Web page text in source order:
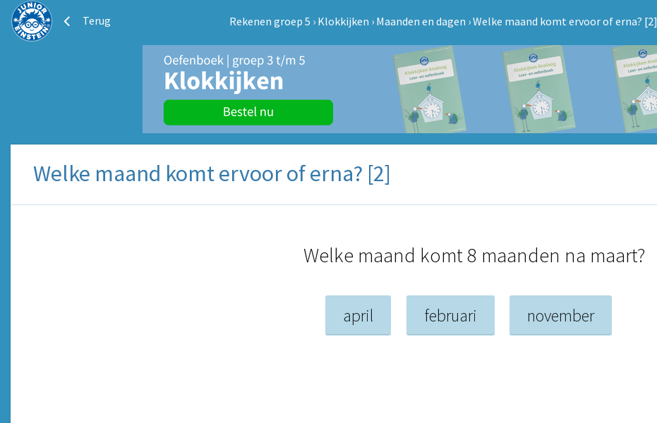
Terug Rekenen groep 5 › Klokkijken › Maanden en dagen ›Welke maand komt ervoor of erna? [2]
Welke maand komt ervoor of erna? [2]
Welke maand komt 8 maanden na maart?
april februari november